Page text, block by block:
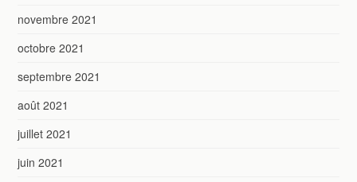
novembre 2021
octobre 2021
septembre 2021
août 2021
juillet 2021
juin 2021